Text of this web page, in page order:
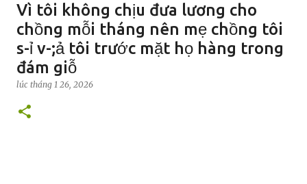
Vì tôi không chịu đưa lương cho
chồng mỗi tháng nên mẹ chồng tôi
s-ỉ v-;ả tôi trước mặt họ hàng trong
đám giỗ
lúc tháng 1 26, 2026